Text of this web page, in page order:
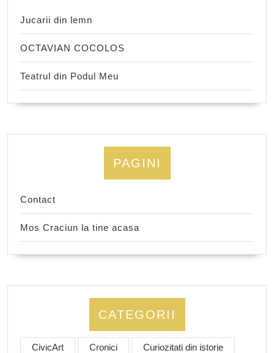
Jucarii din lemn
OCTAVIAN COCOLOS
Teatrul din Podul Meu
PAGINI
Contact
Mos Craciun la tine acasa
CATEGORII
CivicArt Cronici Curiozitati din istorie